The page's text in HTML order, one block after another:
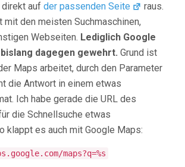
direkt auf der passenden Seite
raus.
mit den meisten Suchmaschinen,
Webseiten. Lediglich Google
dagegen gewehrt. Grund ist
Maps arbeitet, durch den Parameter
die Antwort in einem etwas
Ich habe gerade die URL des
die Schnellsuche etwas
klappt es auch mit Google Maps:
maps?q=%s